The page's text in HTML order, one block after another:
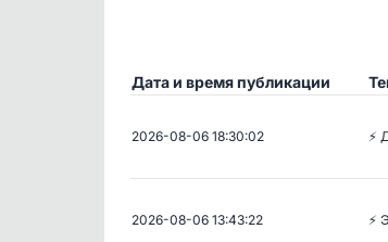
Дата и время публикации
2026-08-06 18:30:02 ⚡
2026-08-06 13:43:22 ⚡